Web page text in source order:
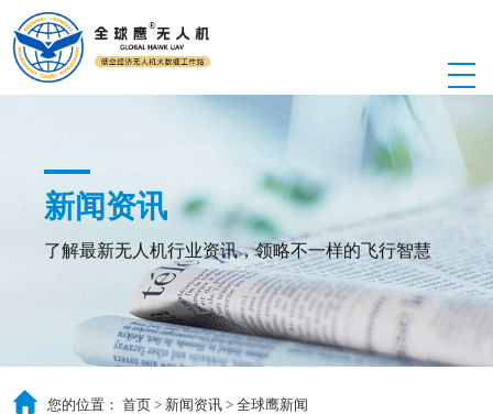
新闻资讯
了解最新无人机行业资讯，领略不一样的飞行智慧
您的位置：首页 > 新闻资讯 >全球鹰新闻